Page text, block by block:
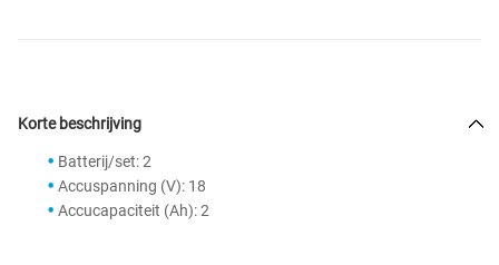
Korte beschrijving
Batterij/set: 2
Accuspanning (V): 18
Accucapaciteit (Ah): 2